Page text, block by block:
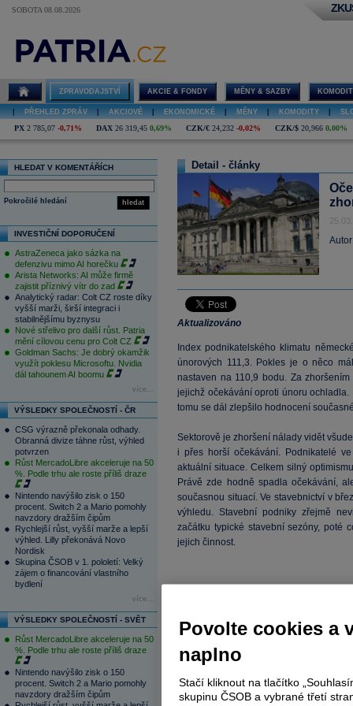
SOBOTA 08.08.2026
ZPRAVODAJSTVÍ AKCIE & FONDY MĚNY & SAZBY
PŘEHLED ZPRÁV AKCIOVÉ EKONOMICKÉ MĚNY KOMODITY
PX 2 785,07 -0,71% DAX 26 319,45 0,69% CZK/€ 24,232 -0,02% CZK/$ 20,966 0,00%
HLEDAT V KOMENTÁŘÍCH
hledat
Pokročilé hledání
INVESTIČNÍ DOPORUČENÍ
AstraZeneca jako sázka na
defenzivu mimo AI horečku
Arista Networks: AI může firmě
zajistit příznivý vítr do zad
Analytický radar: Colt CZ roste díky
vyšší marži, širší integraci i
stabilnějšímu byznysu
Nové střelivo pro další růst. Patria
mění cílovou cenu pro Colt CZ
Goldman Sachs: Je dobrý okamžik
využít poklesu Microsoftu. Nvidia
dál tahounem AI boomu
více...
VÝSLEDKY SPOLEČNOSTÍ - ČR
CSG výrazně překonala odhady.
Obranná divize táhne růst, výhled
potvrzen
Růst MercadoLibre akceleruje na 50
%. Podle trhu ale roste příliš draze
Nintendo navýšilo zisk o 150
procent. Switch 2 a Mario pomohly
navzdory dražším čipům
Rychlejší růst, vyšší marže a lepší
výhled. Lilly překonává Novo
Nordisk
Skupina ČSOB v 1. pololetí: Velký
zájem o financování vlastního
bydlení
více...
VÝSLEDKY SPOLEČNOSTÍ - SVĚT
Růst MercadoLibre akceleruje na 50
%. Podle trhu ale roste příliš draze
Nintendo navýšilo zisk o 150
procent. Switch 2 a Mario pomohly
navzdory dražším čipům
Detail - články
Aktualizováno
Index podnikatelského klimatu
únorových 111,3. Pokles je o něco
nastaven na 110,9 bodu. Za
jejichž očekávání oproti únoru
tomu se dál zlepšilo hodnocení
Sektorově je zhoršení nálady vidět
i přes horší očekávání. Podnikatelé
aktuální situace. Celkem silný
Právě zde hodně spadla očekávání,
současnou situací. Ve stavebnictví v
výhledu. Stavební podniky zřejmě
začátku typické stavební sezóny, poté
jejich činnost.
Povolte cookies a
naplno
Stačí kliknout na tlačítko
skupinu ČSOB a vybrané třetí